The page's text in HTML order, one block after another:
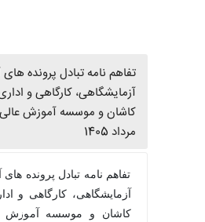
تفاهم نامه تبادل پرونده‌ های
آزمایشگاهی، کارگاهی و اداری بین
تفاهم نامه تبادل پرونده‌ های
آزمایشگاهی، کارگاهی و اداری
کاشان و موسسه آموزش عالی